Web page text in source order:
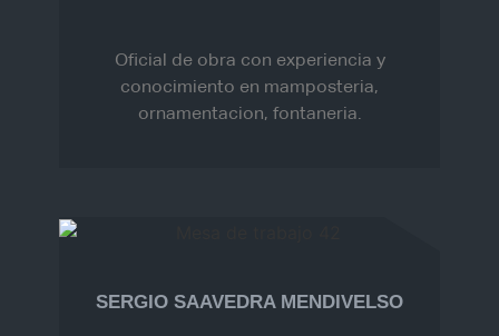
Oficial de obra con experiencia y
conocimiento en mamposteria,
ornamentacion, fontaneria.
SERGIO SAAVEDRA MENDIVELSO